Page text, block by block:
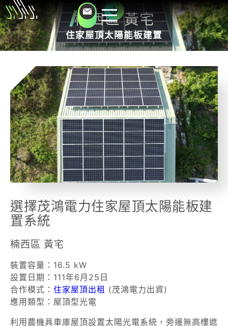
楠西區 黃宅
住家屋頂太陽能板建置
選擇茂鴻電力住家屋頂太陽能板建
置系統
楠西區 黃宅
裝置容量：16.5 kW
設置日期：111年6月25日
合作模式： 住家屋頂出租 (茂鴻電力出資)
應用類型：屋頂型光電
利用農機具車庫屋頂設置太陽光電系統，旁邊無高樓遮